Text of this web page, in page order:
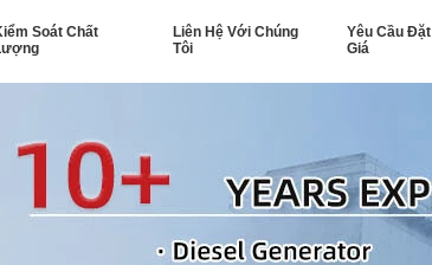
Soát Chất
Liên Hệ Với Chúng
Tôi
Yêu Cầu Đặt
Giá